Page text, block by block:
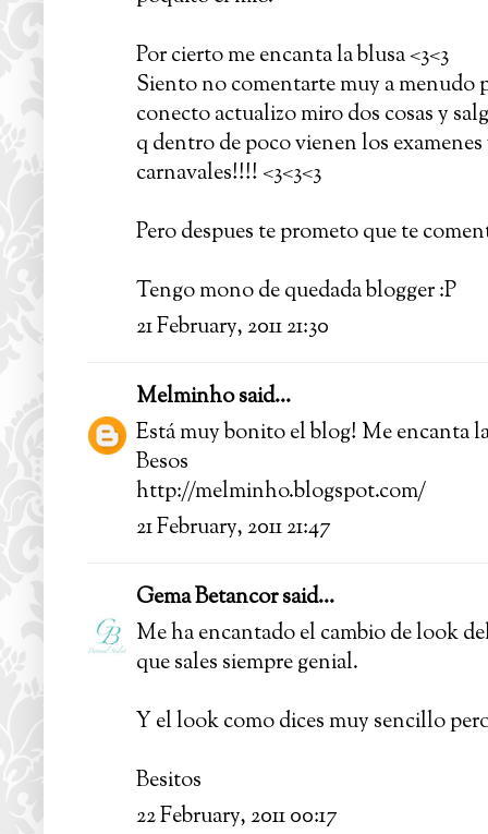
Por cierto me encanta la blusa <3<3
Siento no comentarte muy a menudo
conecto actualizo miro dos cosas y
q dentro de poco vienen los
carnavales!!!! <3<3<3
Pero despues te prometo que te
Tengo mono de quedada blogger :P
21 February, 2011 21:30
Melminhosaid...
Está muy bonito el blog! Me encanta
Besos
http://melminho.blogspot.com/
21 February, 2011 21:47
Gema Betancorsaid...
Me ha encantado el cambio de look
que sales siempre genial.
Y el look como dices muy sencillo
Besitos
22 February, 2011 00:17